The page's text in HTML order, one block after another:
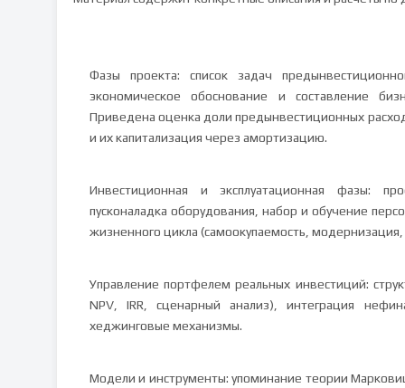
Фазы проекта: список задач
экономическое обоснование и составление
Приведена оценка доли предынвестиционных
и их капитализация через амортизацию.
Инвестиционная и эксплуатационная фазы:
пусконаладка оборудования, набор и обучение
жизненного цикла (самоокупаемость,
Управление портфелем реальных инвестиций:
NPV, IRR, сценарный анализ), интеграция
хеджинговые механизмы.
Модели и инструменты: упоминание теории